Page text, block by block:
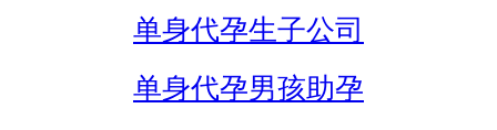
单身代孕生子公司
单身代孕男孩助孕